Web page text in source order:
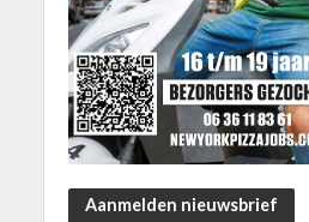
Aanmelden nieuwsbrief